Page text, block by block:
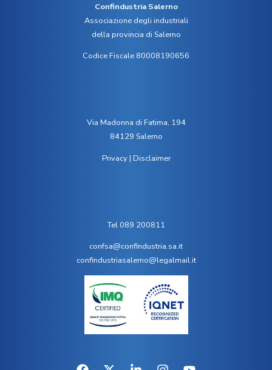
Confindustria Salerno
Associazione degli industriali
della provincia di Salerno
Codice Fiscale 80008190656
Via Madonna di Fatima, 194
84129 Salerno
Privacy| Disclaimer
Tel 089 200811
confsa@confindustria.sa.it
confindustriasalerno@legalmail.it